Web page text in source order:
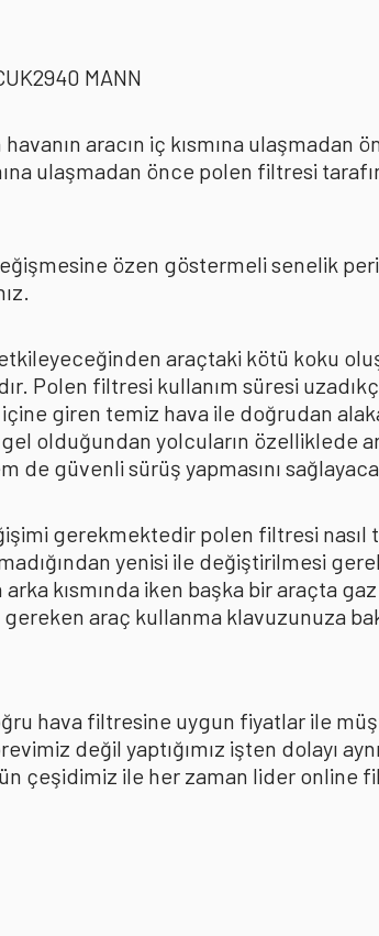
MANN
aracın iç kısmına ulaşmadan
ulaşmadan önce polen filtresi
özen göstermeli senelik
araçtaki kötü koku
Polen filtresi kullanım süresi
giren temiz hava ile doğrudan
olduğundan yolcuların özelliklede
de güvenli sürüş yapmasını
gerekmektedir polen filtresi
yenisi ile değiştirilmesi
kısmında iken başka bir araçta
gereken araç kullanma klavuzunuza
hava filtresine uygun fiyatlar ile
değil yaptığımız işten dolayı
ile her zaman lider online